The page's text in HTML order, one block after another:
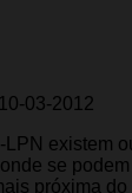
03-2012
LPN existem
se
próxima